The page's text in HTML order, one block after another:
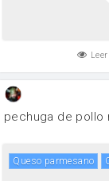
Leer
pechuga de pollo
queso parmesano